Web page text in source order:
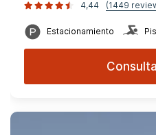
4,44
(1449
Estacionamiento